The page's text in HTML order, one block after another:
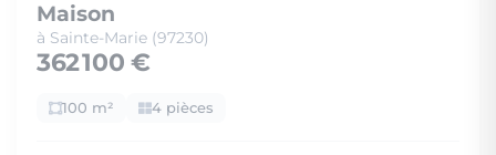
Maison
à Sainte-Marie (97230)
362 100 €
100 m² 4 pièces